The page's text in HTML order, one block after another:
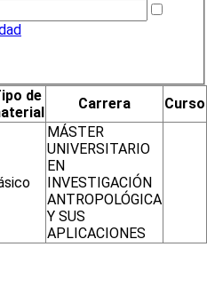
de
Carrera
Curso
MÁSTER
UNIVERSITARIO
EN
INVESTIGACIÓN
ANTROPOLÓGICA
Y SUS
APLICACIONES